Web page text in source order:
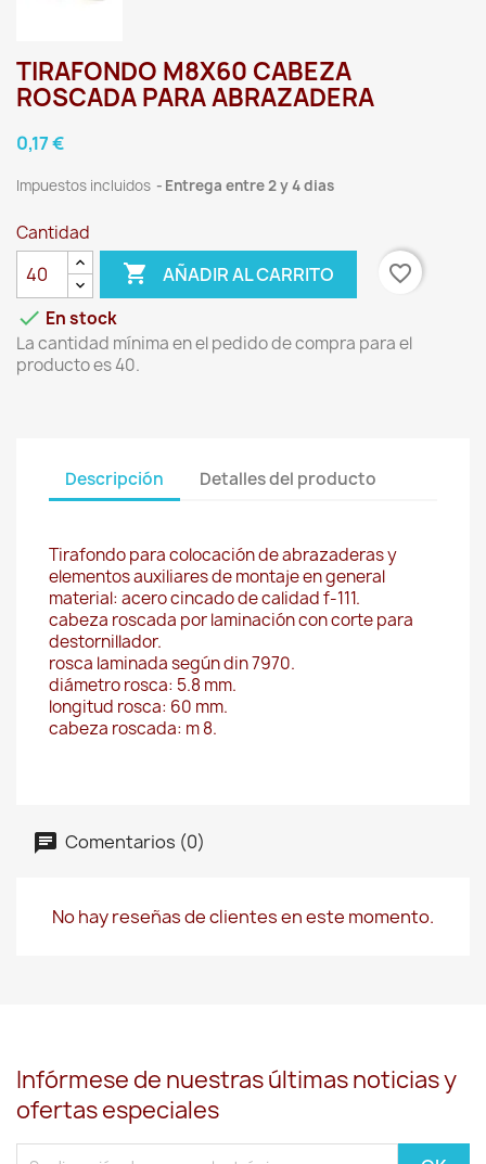
TIRAFONDO M8X60 CABEZA
ROSCADA PARA ABRAZADERA
0,17 €
Impuestos incluidos Entrega entre 2 y 4 dias
Cantidad
 AÑADIR AL CARRITO
favorite_border
 En stock
La cantidad mínima en el pedido de compra para el
producto es 40.
Descripción Detalles del producto
Tirafondo para colocación de abrazaderas y
elementos auxiliares de montaje en general
material: acero cincado de calidad f-111.
cabeza roscada por laminación con corte para
destornillador.
rosca laminada según din 7970.
diámetro rosca: 5.8 mm.
longitud rosca: 60 mm.
cabeza roscada: m 8.
Comentarios (0)
No hay reseñas de clientes en este momento.
Infórmese de nuestras últimas noticias y
ofertas especiales